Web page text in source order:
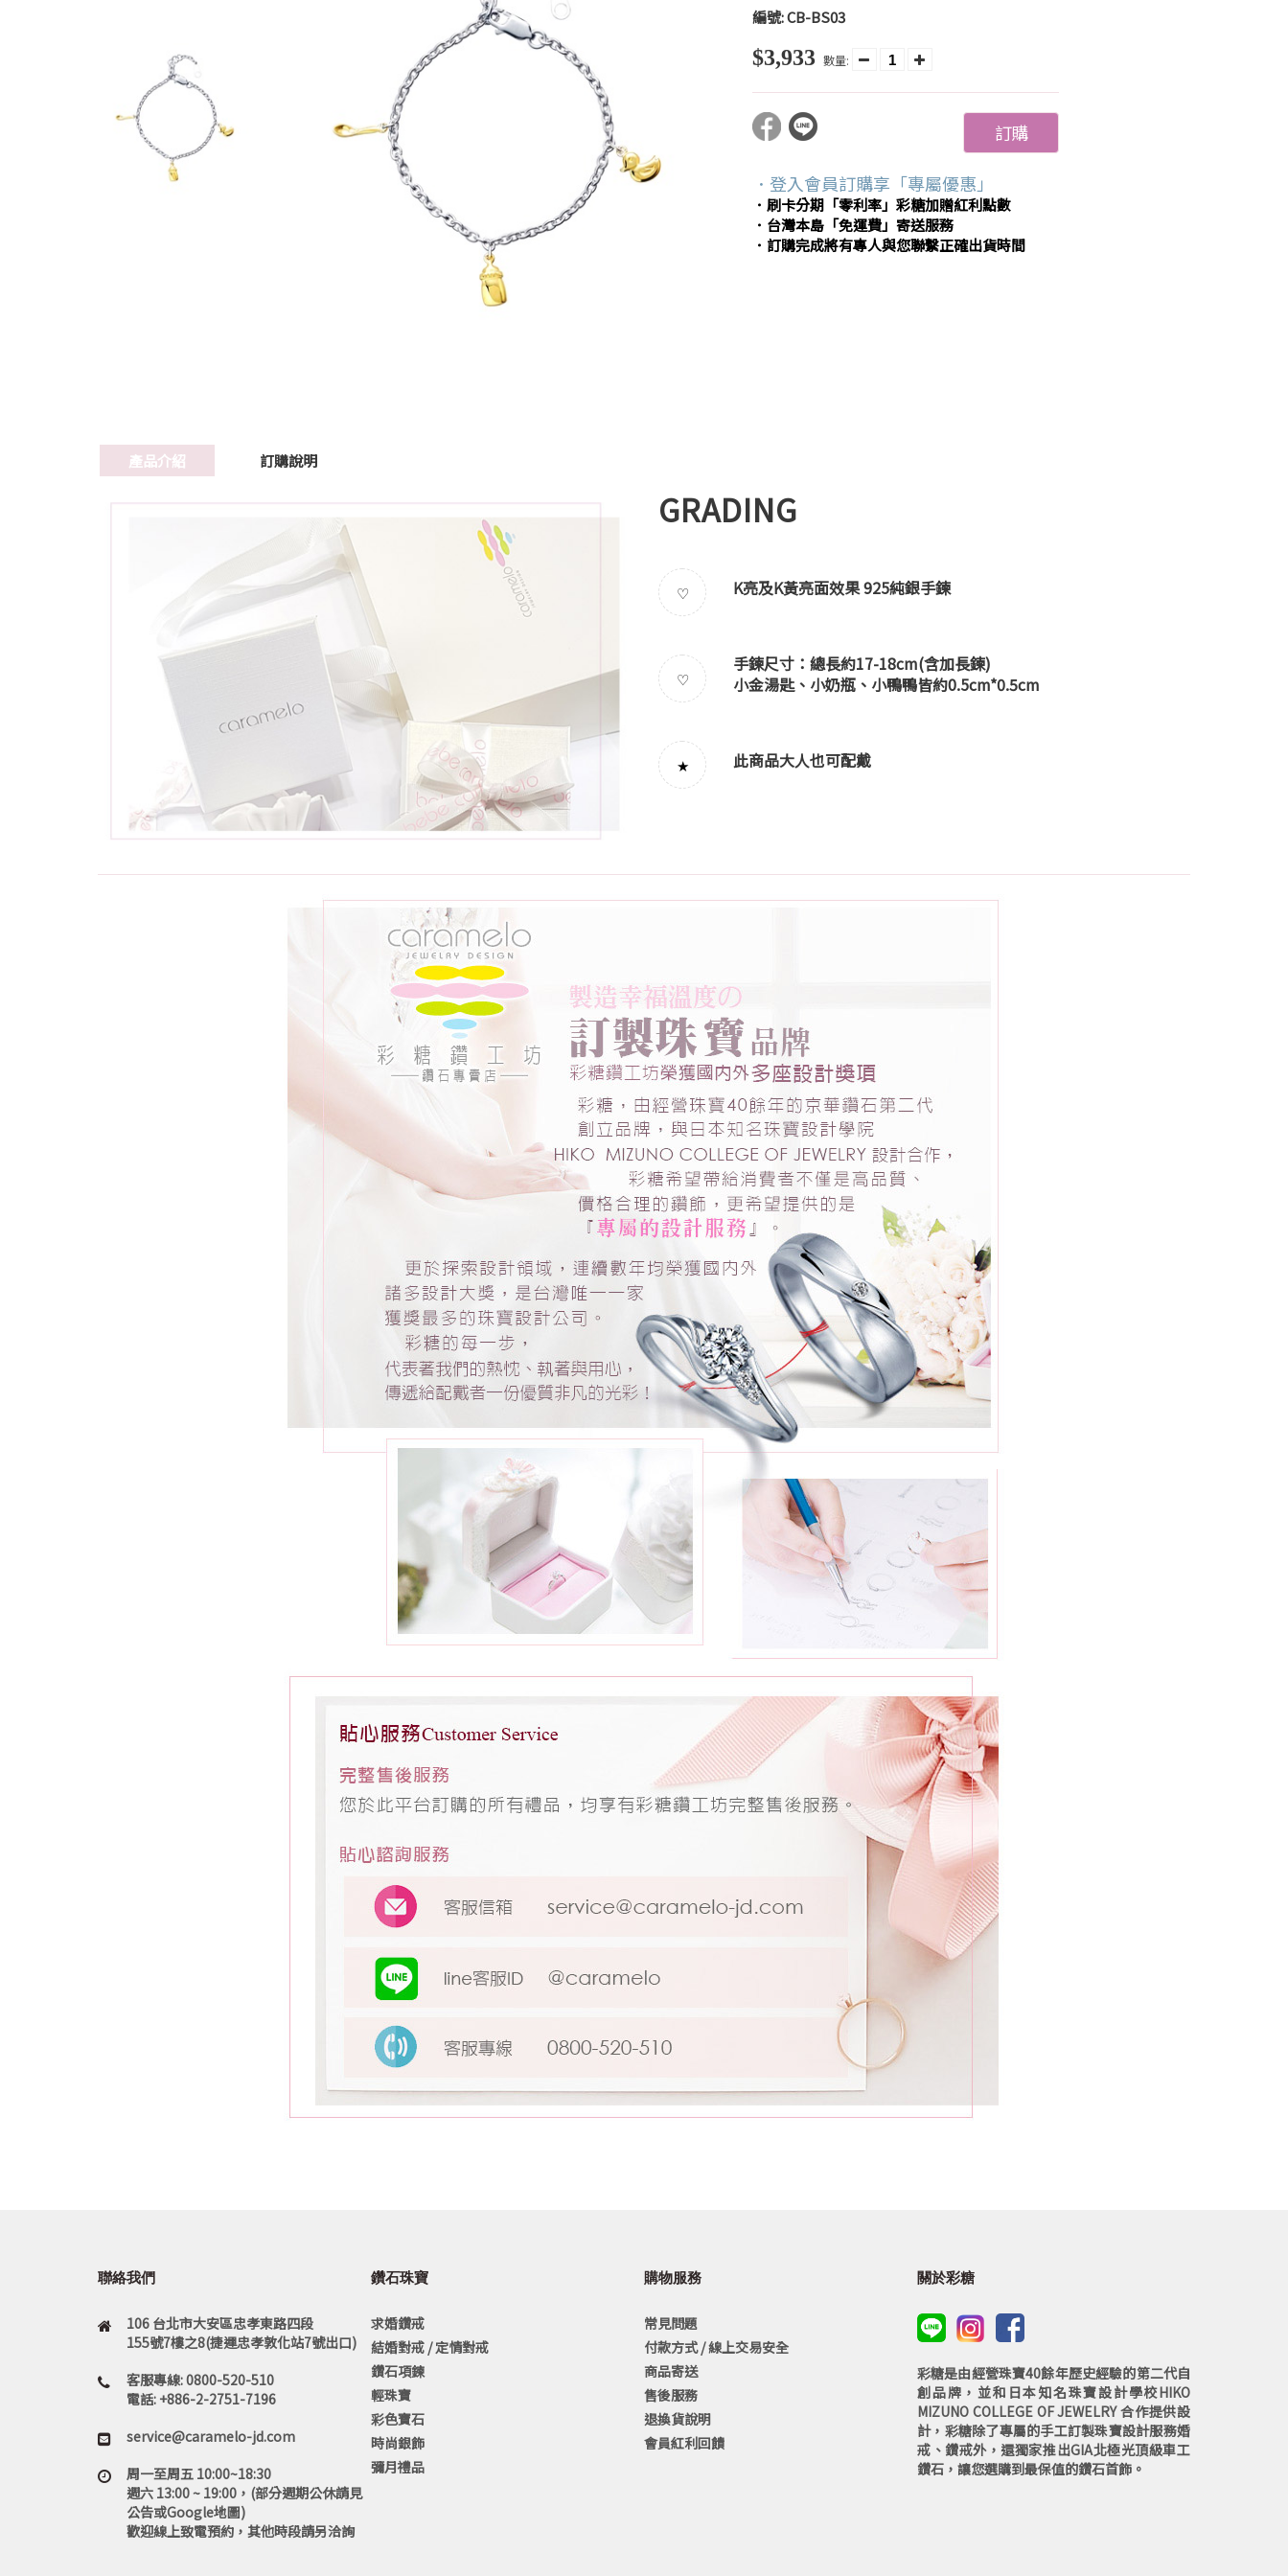
編號:CB-BS03
$3,933 數量:
訂購
．登入會員訂購享「專屬優惠」
．刷卡分期「零利率」彩糖加贈紅利點數
．台灣本島「免運費」寄送服務
．訂購完成將有專人與您聯繫正確出貨時間
產品介紹 訂購說明
GRADING
♡ K亮及K黃亮面效果 925純銀手鍊
♡
手鍊尺寸：總長約17-18cm(含加長鍊)
小金湯匙、小奶瓶、小鴨鴨皆約0.5cm*0.5cm
★ 此商品大人也可配戴
聯絡我們
106 台北市大安區忠孝東路四段
155號7樓之8(捷運忠孝敦化站7號出口)
客服專線: 0800-520-510
電話: +886-2-2751-7196
service@caramelo-jd.com
周一至周五 10:00~18:30
週六 13:00 ~ 19:00，(部分週期公休請見
公告或Google地圖)
歡迎線上致電預約，其他時段請另洽詢
鑽石珠寶
求婚鑽戒
結婚對戒 / 定情對戒
鑽石項鍊
輕珠寶
彩色寶石
時尚銀飾
彌月禮品
購物服務
常見問題
付款方式 / 線上交易安全
商品寄送
售後服務
退換貨說明
會員紅利回饋
關於彩糖
彩糖是由經營珠寶40餘年歷史經驗的第二代自
創品牌，並和日本知名珠寶設計學校HIKO
MIZUNO COLLEGE OF JEWELRY 合作提供設
計，彩糖除了專屬的手工訂製珠寶設計服務婚
戒、鑽戒外，還獨家推出GIA北極光頂級車工
鑽石，讓您選購到最保值的鑽石首飾。